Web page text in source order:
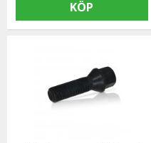
KÖP